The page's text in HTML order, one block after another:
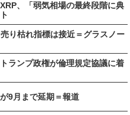
、「弱気相場の最終段階に典
り枯れ指標は接近＝グラスノー
ランプ政権が倫理規定協議に着
9月まで延期＝報道